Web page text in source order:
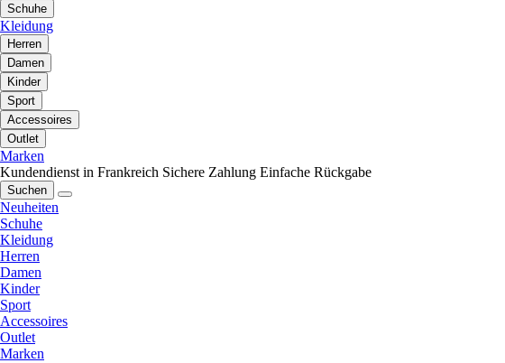
Schuhe
Kleidung
Herren
Damen
Kinder
Sport
Accessoires
Outlet
Marken
Kundendienst in Frankreich Sichere Zahlung Einfache Rückgabe
Suchen
Neuheiten
Schuhe
Kleidung
Herren
Damen
Kinder
Sport
Accessoires
Outlet
Marken